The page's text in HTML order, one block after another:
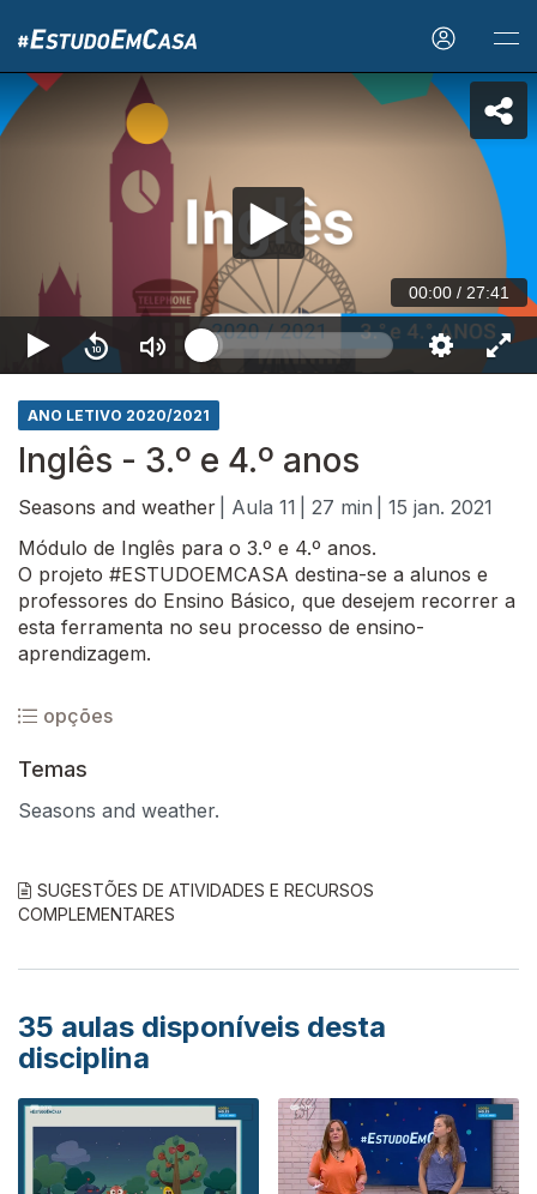
00:00 / 27:41
ANO LETIVO 2020/2021
Inglês - 3.º e 4.º anos
Seasons and weather | Aula 11 | 27 min
| 15 jan. 2021
Módulo de Inglês para o 3.º e 4.º anos.
O projeto #ESTUDOEMCASA destina-se a alunos e
professores do Ensino Básico, que desejem recorrer a
esta ferramenta no seu processo de ensino-
aprendizagem.
opções
Temas
Seasons and weather.
SUGESTÕES DE ATIVIDADES E RECURSOS
COMPLEMENTARES
35 aulas disponíveis desta
disciplina